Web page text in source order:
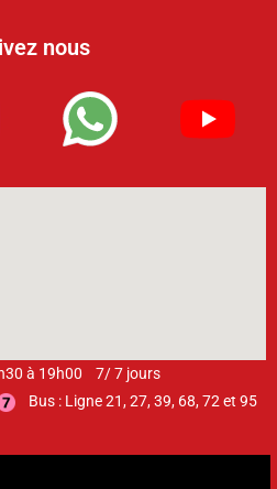
nous
à 19h00 7/ 7 jours
Bus : Ligne 21, 27, 39, 68, 72 et 95